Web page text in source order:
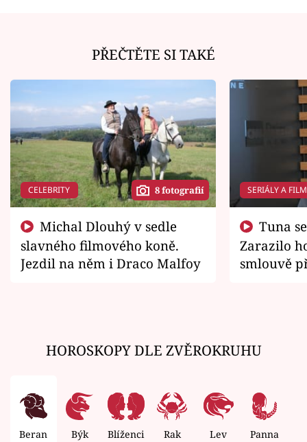
PŘEČTĚTE SI TAKÉ
CELEBRITY 8 fotografií
slavného filmového koně.
Jezdil na něm i Draco Malfoy
SERIÁLY A
Zarazilo
smlouvě
HOROSKOPY DLE ZVĚROKRUHU
Beran Býk Blíženci Rak Lev Panna